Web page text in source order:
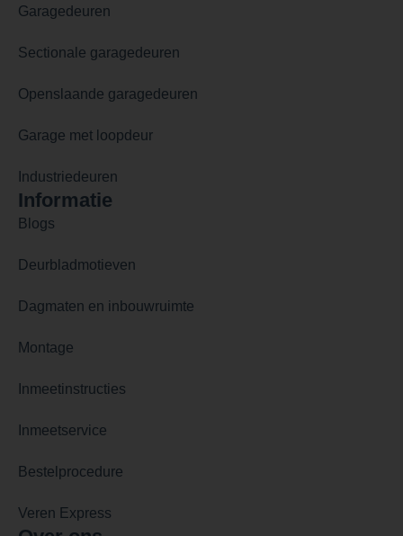
Garagedeuren
Sectionale garagedeuren
Openslaande garagedeuren
Garage met loopdeur
Industriedeuren
Informatie
Blogs
Deurbladmotieven
Dagmaten en inbouwruimte
Montage
Inmeetinstructies
Inmeetservice
Bestelprocedure
Veren Express